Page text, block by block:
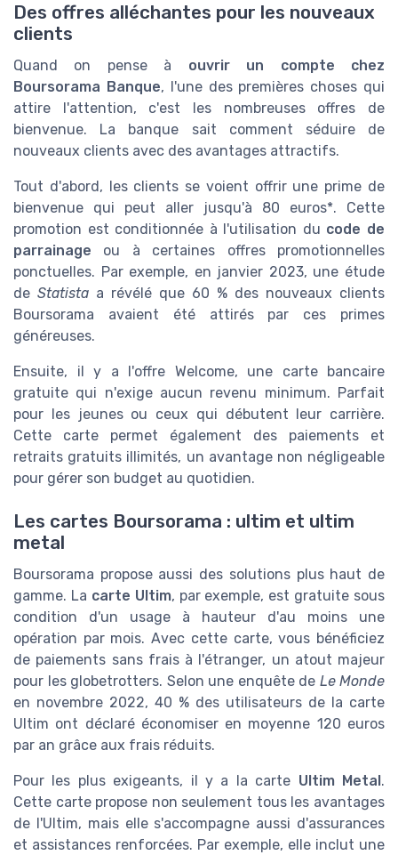
Des offres alléchantes pour les nouveaux
clients
Quand on pense à ouvrir un compte chez
Boursorama Banque, l'une des premières choses qui
attire l'attention, c'est les nombreuses offres de
bienvenue. La banque sait comment séduire de
nouveaux clients avec des avantages attractifs.
Tout d'abord, les clients se voient offrir une prime de
bienvenue qui peut aller jusqu'à 80 euros*. Cette
promotion est conditionnée à l'utilisation du code de
parrainage ou à certaines offres promotionnelles
ponctuelles. Par exemple, en janvier 2023, une étude
de Statista a révélé que 60 % des nouveaux clients
Boursorama avaient été attirés par ces primes
généreuses.
Ensuite, il y a l'offre Welcome, une carte bancaire
gratuite qui n'exige aucun revenu minimum. Parfait
pour les jeunes ou ceux qui débutent leur carrière.
Cette carte permet également des paiements et
retraits gratuits illimités, un avantage non négligeable
pour gérer son budget au quotidien.
Les cartes Boursorama : ultim et ultim
metal
Boursorama propose aussi des solutions plus haut de
gamme. La carte Ultim, par exemple, est gratuite sous
condition d'un usage à hauteur d'au moins une
opération par mois. Avec cette carte, vous bénéficiez
de paiements sans frais à l'étranger, un atout majeur
pour les globetrotters. Selon une enquête de Le Monde
en novembre 2022, 40 % des utilisateurs de la carte
Ultim ont déclaré économiser en moyenne 120 euros
par an grâce aux frais réduits.
Pour les plus exigeants, il y a la carte Ultim Metal.
Cette carte propose non seulement tous les avantages
de l'Ultim, mais elle s'accompagne aussi d'assurances
et assistances renforcées. Par exemple, elle inclut une